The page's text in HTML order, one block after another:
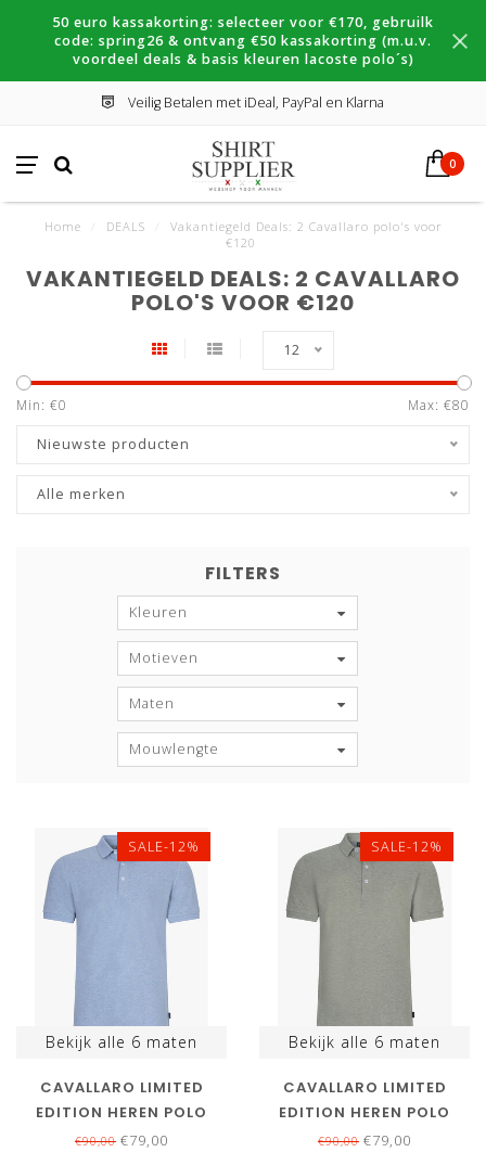
50 euro kassakorting: selecteer voor €170, gebruilk
code: spring26 & ontvang €50 kassakorting (m.u.v.
voordeel deals & basis kleuren lacoste polo´s)
Veilig Betalen met iDeal, PayPal en Klarna
0
Home DEALS
Vakantiegeld Deals: 2 Cavallaro polo's voor
€120
VAKANTIEGELD DEALS: 2 CAVALLARO
POLO'S VOOR €120
12
Min: €0 Max: €80
Nieuwste producten
Alle merken
FILTERS
Kleuren
Motieven
Maten
Mouwlengte
SALE-12%
Bekijk alle 6 maten
CAVALLARO LIMITED
EDITION HEREN POLO
LICHTBLAUW MELANGE
€90,00 €79,00
SALE-12%
Bekijk alle 6 maten
CAVALLARO LIMITED
EDITION HEREN POLO
LIGHT GREEN MELANGE
€90,00 €79,00